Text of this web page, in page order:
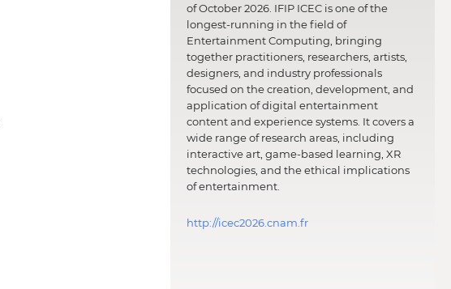
of October 2026. IFIP ICEC is one of the
longest-running in the field of
Entertainment Computing, bringing
together practitioners, researchers, artists,
designers, and industry professionals
focused on the creation, development, and
application of digital entertainment
content and experience systems. It covers a
wide range of research areas, including
interactive art, game-based learning, XR
technologies, and the ethical implications
of entertainment.
http://icec2026.cnam.fr